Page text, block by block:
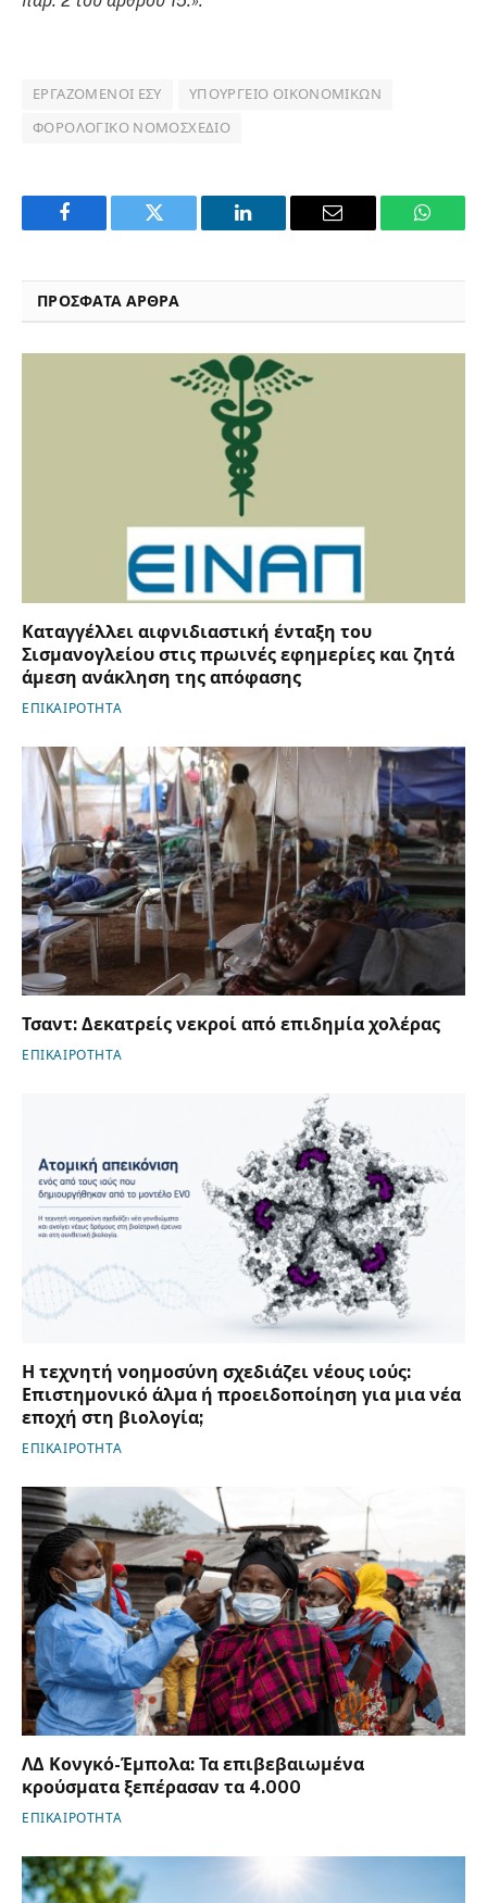
ΕΡΓΑΖΌΜΕΝΟΙ ΕΣΥ ΥΠΟΥΡΓΕΊΟ ΟΙΚΟΝΟΜΙΚΏΝ
ΦΟΡΟΛΟΓΙΚΌ ΝΟΜΟΣΧΈΔΙΟ
Facebook Twitter LinkedIn Email
ΠΡΟΣΦΑΤΑ ΑΡΘΡΑ
Καταγγέλλει αιφνιδιαστική ένταξη του
Σισμανογλείου στις πρωινές εφημερίες και ζητά
άμεση ανάκληση της απόφασης
ΕΠΙΚΑΙΡΟΤΗΤΑ
Τσαντ: Δεκατρείς νεκροί από επιδημία χολέρας
ΕΠΙΚΑΙΡΟΤΗΤΑ
Η τεχνητή νοημοσύνη σχεδιάζει νέους ιούς:
Επιστημονικό άλμα ή προειδοποίηση για μια νέα
εποχή στη βιολογία;
ΕΠΙΚΑΙΡΟΤΗΤΑ
ΛΔ Κονγκό-Έμπολα: Τα επιβεβαιωμένα
κρούσματα ξεπέρασαν τα 4.000
ΕΠΙΚΑΙΡΟΤΗΤΑ